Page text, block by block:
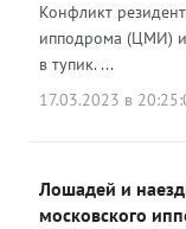
Конфликт
ипподрома (ЦМИ) и
в тупик. ...
17.03.2023 в
Лошадей и
московского